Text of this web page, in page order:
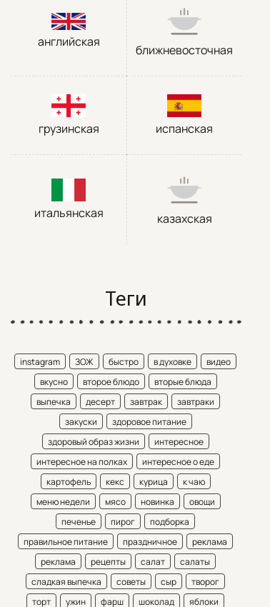
английская
ближневосточная
грузинская испанская
итальянская казахская
Теги
instagram ЗОЖ быстро в духовке
видео
вкусно
второе блюдо
вторые блюда
выпечка
десерт завтрак
завтраки
закуски
здоровое питание
здоровый образ жизни
интересное
интересное на полках
интересное о еде
картофель
кекс курица
к чаю
меню недели
мясо новинка
овощи
печенье
пирог
подборка
правильное питание
праздничное
реклама
реклама
рецепты салат
салаты
сладкая выпечка
советы сыр
творог
торт
ужин фарш шоколад яблоки